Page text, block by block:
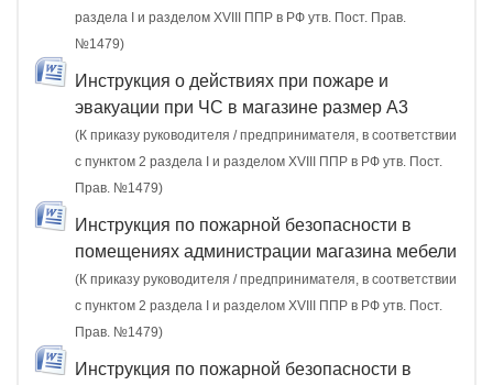
раздела I и разделом XVIII ППР в РФ утв. Пост. Прав.
№1479)
Инструкция о действиях при пожаре и
эвакуации при ЧС в магазине размер А3
(К приказу руководителя / предпринимателя, в соответствии
с пунктом 2 раздела I и разделом XVIII ППР в РФ утв. Пост.
Прав. №1479)
Инструкция по пожарной безопасности в
помещениях администрации магазина мебели
(К приказу руководителя / предпринимателя, в соответствии
с пунктом 2 раздела I и разделом XVIII ППР в РФ утв. Пост.
Прав. №1479)
Инструкция по пожарной безопасности в